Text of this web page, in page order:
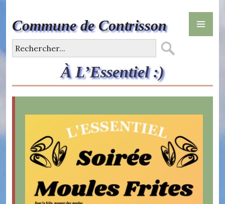
content
Commune de Contrisson
À L’Essentiel :)